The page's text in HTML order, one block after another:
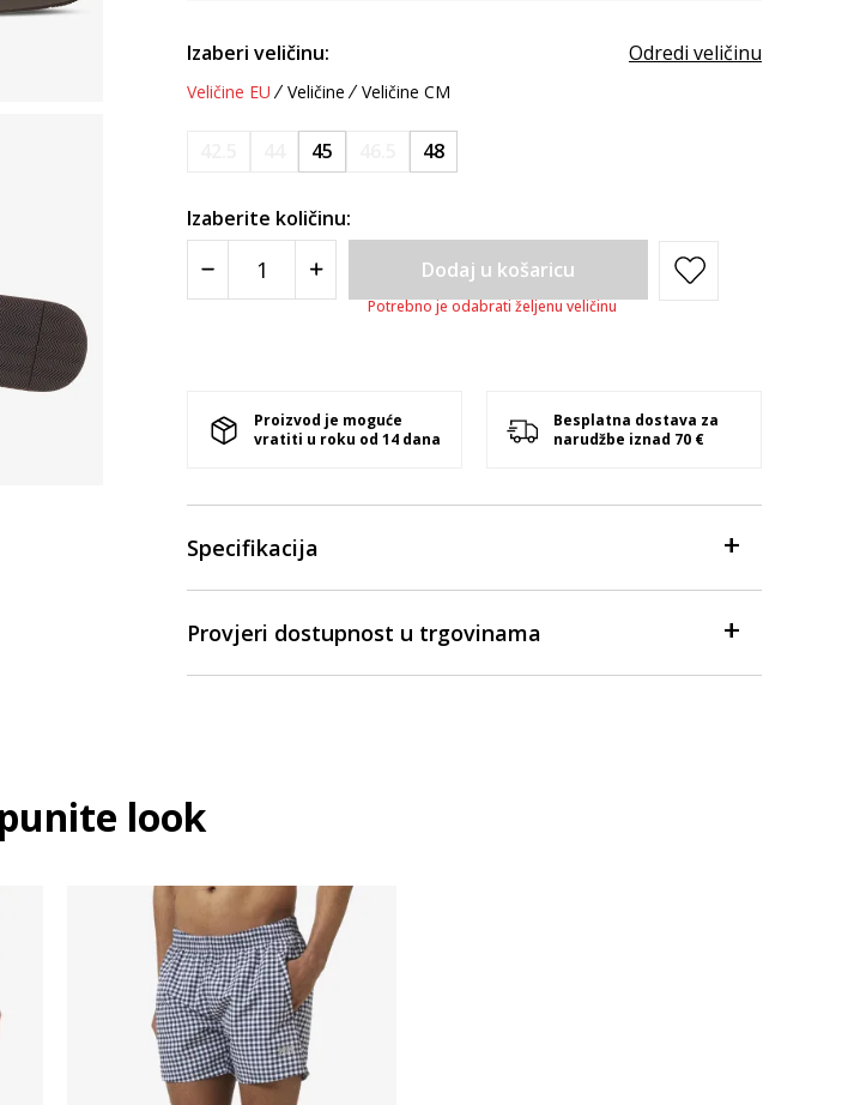
Izaberi veličinu: Odredi veličinu
Veličine EU Veličine Veličine CM
45 48
Izaberite količinu:
Dodaj u košaricu
Potrebno je odabrati željenu veličinu
Proizvod je moguće
vratiti u roku od 14 dana
Besplatna dostava za
narudžbe iznad 70 €
Specifikacija
Provjeri dostupnost u trgovinama
look